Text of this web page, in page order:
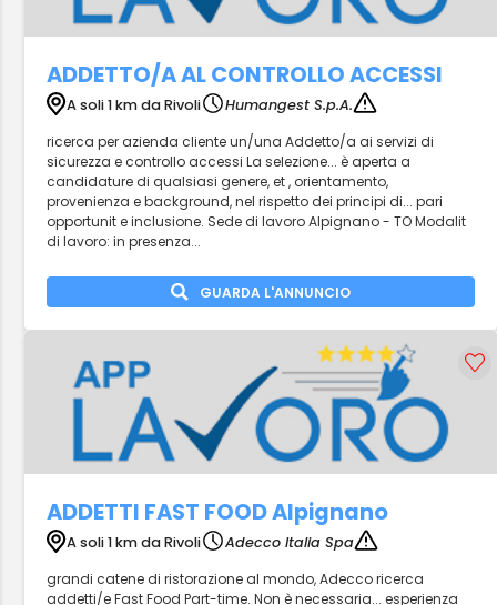
ADDETTO/A AL CONTROLLO ACCESSI
A soli 1 km da Rivoli
Humangest S.p.A.
ricerca per azienda cliente un/una Addetto/a ai servizi di
sicurezza e controllo accessi La selezione... è aperta a
candidature di qualsiasi genere, et , orientamento,
provenienza e background, nel rispetto dei principi di... pari
opportunit e inclusione. Sede di lavoro Alpignano - TO Modalit
di lavoro: in presenza...
GUARDA L'ANNUNCIO
ADDETTI FAST FOOD Alpignano
A soli 1 km da Rivoli
Adecco Italia Spa
grandi catene di ristorazione al mondo, Adecco ricerca
addetti/e Fast Food Part-time. Non è necessaria... esperienza